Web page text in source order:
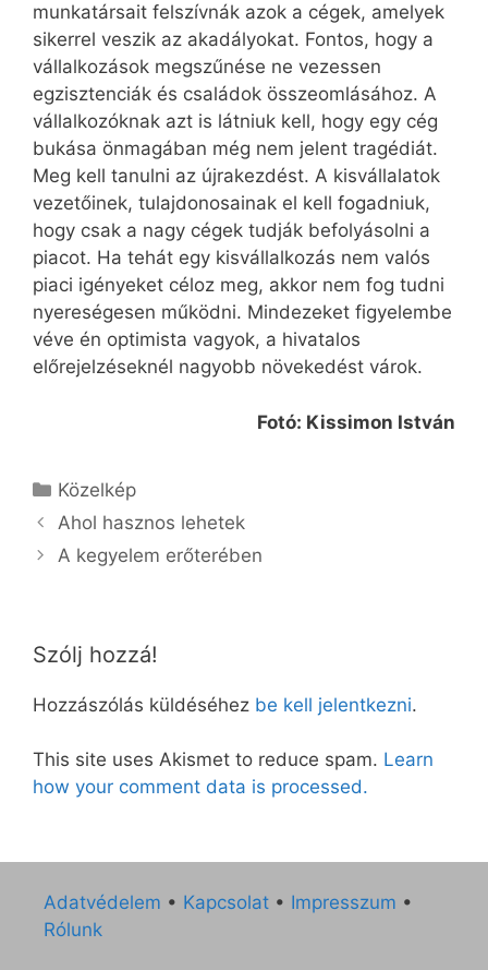
munkatársait felszívnák azok a cégek, amelyek
sikerrel veszik az akadályokat. Fontos, hogy a
vállalkozások megszűnése ne vezessen
egzisztenciák és családok összeomlásához. A
vállalkozóknak azt is látniuk kell, hogy egy cég
bukása önmagában még nem jelent tragédiát.
Meg kell tanulni az újrakezdést. A kisvállalatok
vezetőinek, tulajdonosainak el kell fogadniuk,
hogy csak a nagy cégek tudják befolyásolni a
piacot. Ha tehát egy kisvállalkozás nem valós
piaci igényeket céloz meg, akkor nem fog tudni
nyereségesen működni. Mindezeket figyelembe
véve én optimista vagyok, a hivatalos
előrejelzéseknél nagyobb növekedést várok.
Fotó: Kissimon István
Kategória
Közelkép
Ahol hasznos lehetek
A kegyelem erőterében
Szólj hozzá!
Hozzászólás küldéséhez be kell jelentkezni.
This site uses Akismet to reduce spam. Learn
how your comment data is processed.
Adatvédelem • Kapcsolat • Impresszum •
Rólunk